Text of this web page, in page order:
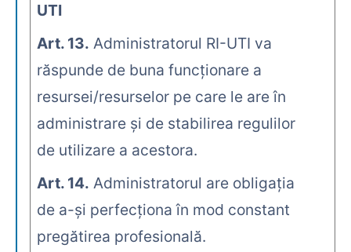
UTI
Art. 13. Administratorul RI-UTI va
răspunde de buna funcţionare a
resursei/resurselor pe care le are în
administrare şi de stabilirea regulilor
de utilizare a acestora.
Art. 14. Administratorul are obligaţia
de a-şi perfecţiona în mod constant
pregătirea profesională.